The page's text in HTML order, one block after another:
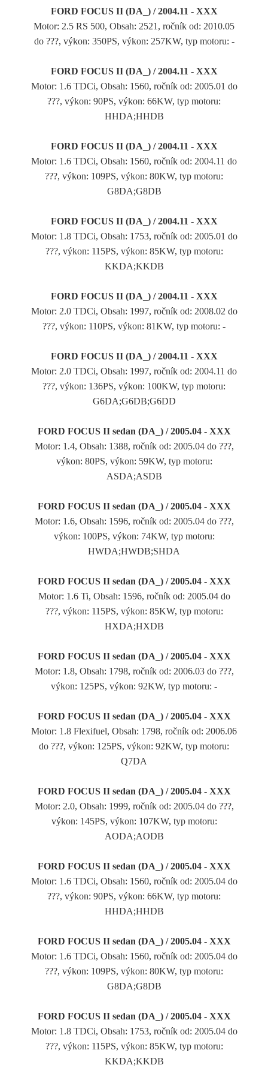
FORD FOCUS II (DA_) / 2004.11 - XXX
Motor: 2.5 RS 500, Obsah: 2521, ročník od: 2010.05
do ???, výkon: 350PS, výkon: 257KW, typ motoru: -
FORD FOCUS II (DA_) / 2004.11 - XXX
Motor: 1.6 TDCi, Obsah: 1560, ročník od: 2005.01 do
???, výkon: 90PS, výkon: 66KW, typ motoru:
HHDA;HHDB
FORD FOCUS II (DA_) / 2004.11 - XXX
Motor: 1.6 TDCi, Obsah: 1560, ročník od: 2004.11 do
???, výkon: 109PS, výkon: 80KW, typ motoru:
G8DA;G8DB
FORD FOCUS II (DA_) / 2004.11 - XXX
Motor: 1.8 TDCi, Obsah: 1753, ročník od: 2005.01 do
???, výkon: 115PS, výkon: 85KW, typ motoru:
KKDA;KKDB
FORD FOCUS II (DA_) / 2004.11 - XXX
Motor: 2.0 TDCi, Obsah: 1997, ročník od: 2008.02 do
???, výkon: 110PS, výkon: 81KW, typ motoru: -
FORD FOCUS II (DA_) / 2004.11 - XXX
Motor: 2.0 TDCi, Obsah: 1997, ročník od: 2004.11 do
???, výkon: 136PS, výkon: 100KW, typ motoru:
G6DA;G6DB;G6DD
FORD FOCUS II sedan (DA_) / 2005.04 - XXX
Motor: 1.4, Obsah: 1388, ročník od: 2005.04 do ???,
výkon: 80PS, výkon: 59KW, typ motoru:
ASDA;ASDB
FORD FOCUS II sedan (DA_) / 2005.04 - XXX
Motor: 1.6, Obsah: 1596, ročník od: 2005.04 do ???,
výkon: 100PS, výkon: 74KW, typ motoru:
HWDA;HWDB;SHDA
FORD FOCUS II sedan (DA_) / 2005.04 - XXX
Motor: 1.6 Ti, Obsah: 1596, ročník od: 2005.04 do
???, výkon: 115PS, výkon: 85KW, typ motoru:
HXDA;HXDB
FORD FOCUS II sedan (DA_) / 2005.04 - XXX
Motor: 1.8, Obsah: 1798, ročník od: 2006.03 do ???,
výkon: 125PS, výkon: 92KW, typ motoru: -
FORD FOCUS II sedan (DA_) / 2005.04 - XXX
Motor: 1.8 Flexifuel, Obsah: 1798, ročník od: 2006.06
do ???, výkon: 125PS, výkon: 92KW, typ motoru:
Q7DA
FORD FOCUS II sedan (DA_) / 2005.04 - XXX
Motor: 2.0, Obsah: 1999, ročník od: 2005.04 do ???,
výkon: 145PS, výkon: 107KW, typ motoru:
AODA;AODB
FORD FOCUS II sedan (DA_) / 2005.04 - XXX
Motor: 1.6 TDCi, Obsah: 1560, ročník od: 2005.04 do
???, výkon: 90PS, výkon: 66KW, typ motoru:
HHDA;HHDB
FORD FOCUS II sedan (DA_) / 2005.04 - XXX
Motor: 1.6 TDCi, Obsah: 1560, ročník od: 2005.04 do
???, výkon: 109PS, výkon: 80KW, typ motoru:
G8DA;G8DB
FORD FOCUS II sedan (DA_) / 2005.04 - XXX
Motor: 1.8 TDCi, Obsah: 1753, ročník od: 2005.04 do
???, výkon: 115PS, výkon: 85KW, typ motoru:
KKDA;KKDB